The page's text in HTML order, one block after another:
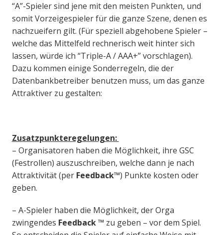
“A”-Spieler sind jene mit den meisten Punkten, und
somit Vorzeigespieler für die ganze Szene, denen es
nachzueifern gilt. (Für speziell abgehobene Spieler –
welche das Mittelfeld rechnerisch weit hinter sich
lassen, würde ich “Triple-A / AAA+” vorschlagen).
Dazu kommen einige Sonderregeln, die der
Datenbankbetreiber benutzen muss, um das ganze
Attraktiver zu gestalten:
Zusatzpunkteregelungen:
– Organisatoren haben die Möglichkeit, ihre GSC
(Festrollen) auszuschreiben, welche dann je nach
Attraktivität (per Feedback™) Punkte kosten oder
geben.
– A-Spieler haben die Möglichkeit, der Orga
zwingendes Feedback ™ zu geben – vor dem Spiel.